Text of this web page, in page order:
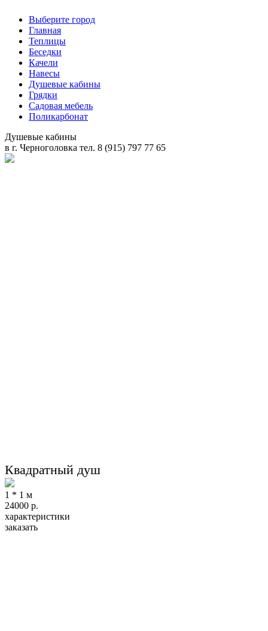
Выберите город
Главная
Теплицы
Беседки
Качели
Навесы
Душевые кабины
Грядки
Садовая мебель
Поликарбонат
Душевые кабины
в г. Черноголовка тел. 8 (915) 797 77 65
Квадратный душ
1 * 1 м
24000 р.
характеристики
заказать